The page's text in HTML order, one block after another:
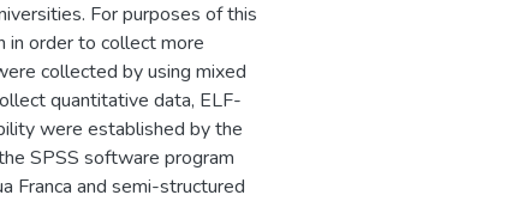
For purposes of this
in order to collect more
collected by using mixed
quantitative data, ELF-
were established by the
SPSS software program
Franca and semi-structured